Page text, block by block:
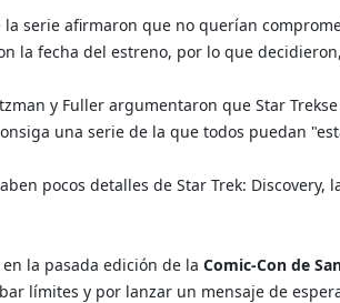
la serie afirmaron que no querían
la fecha del estreno, por lo que
y Fuller argumentaron que Star
una serie de la que todos puedan
pocos detalles de Star Trek:
la pasada edición de la Comic-Con de
límites y por lanzar un mensaje de